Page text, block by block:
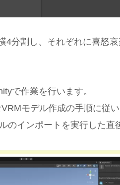
4分割し、それぞれに喜怒
で作業を行います。
モデル作成の手順に従
のインポートを実行した直